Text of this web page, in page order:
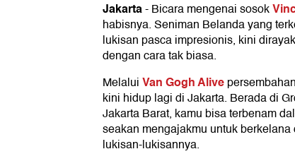
Jakarta-Bicara mengenai sosok
habisnya. Seniman Belanda yang
lukisan pasca impresionis, kini
dengan cara tak biasa.
MelaluiVan Gogh Alive
kini hidup lagi di Jakarta. Berada di
Jakarta Barat, kamu bisa terbenam
seakan mengajakmu untuk
lukisan-lukisannya.